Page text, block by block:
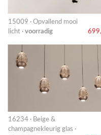
15009 · Opvallend mooi
licht · voorradig
16234 · Beige &
champagnekleurig glas ·